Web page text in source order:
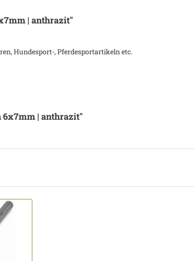
| anthrazit"
Hundesport-, Pferdesportartikeln etc.
| anthrazit"